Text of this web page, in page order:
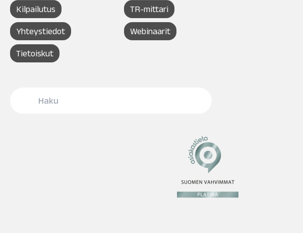
Kilpailutus TR-mittari
Yhteystiedot Webinaarit
Tietoiskut